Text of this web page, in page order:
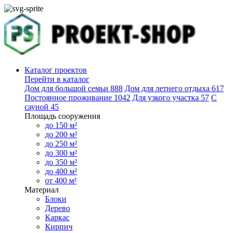
Каталог проектов
Перейти в каталог
Дом для большой семьи 888 Дом для летнего отдыха 617
Постоянное проживание 1042 Для узкого участка 57 С
сауной 45
Площадь сооружения
до 150 м²
до 200 м²
до 250 м²
до 300 м²
до 350 м²
до 400 м²
от 400 м²
Материал
Блоки
Дерево
Каркас
Кирпич